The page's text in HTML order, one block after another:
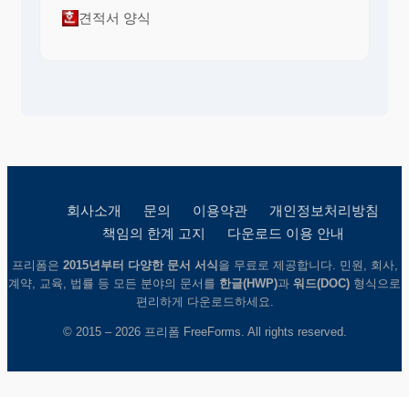
견적서 양식
회사소개 문의 이용약관
개인정보처리방침
책임의 한계 고지
다운로드 이용 안내
프리폼은 2015년부터 다양한 문서 서식 을 무료로 제공합니다. 민원, 회사,
계약, 교육, 법률 등 모든 분야의 문서를 한글(HWP)과 워드(DOC) 형식으로
편리하게 다운로드하세요.
© 2015 – 2026 프리폼 FreeForms. All rights reserved.